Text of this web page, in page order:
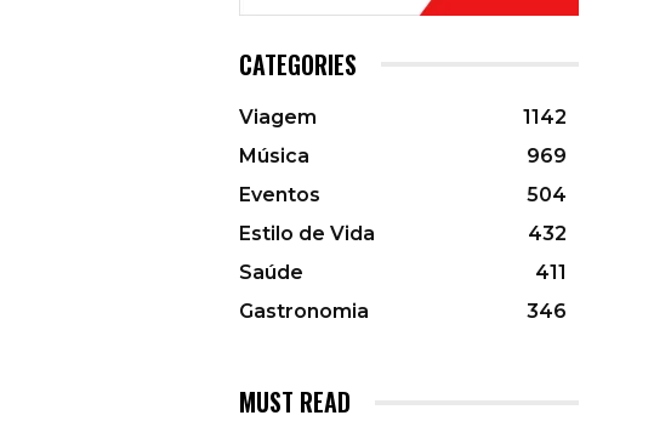
CATEGORIES
Viagem
1142
Música
969
Eventos
504
Estilo de Vida
432
Saúde
411
Gastronomia
346
MUST READ